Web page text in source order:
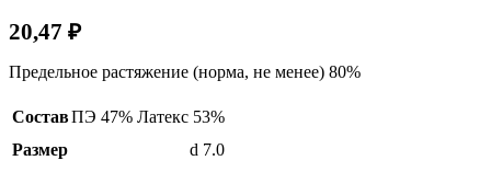
20,47 ₽
Предельное растяжение (норма, не менее) 80%
СоставПЭ 47% Латекс 53%
Размер
d 7.0